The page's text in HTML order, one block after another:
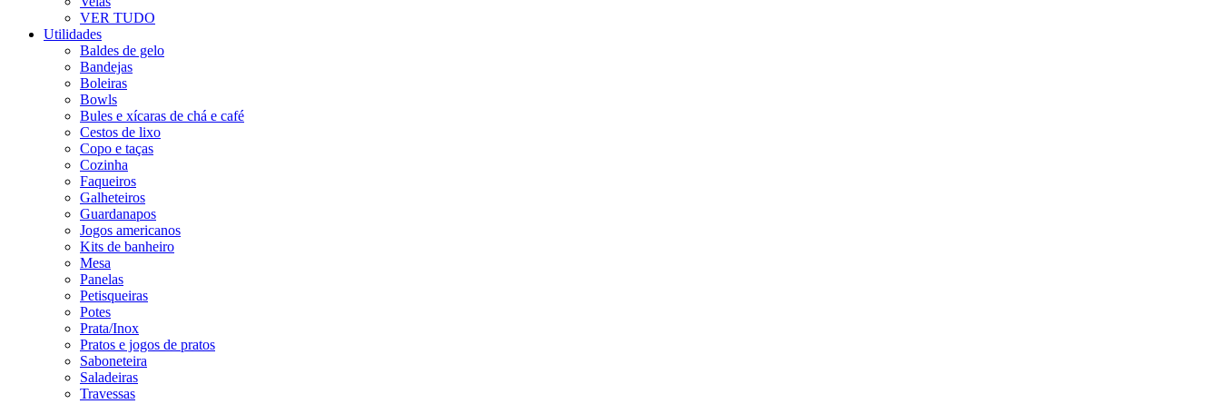
VER TUDO
Utilidades
Baldes de gelo
Bandejas
Boleiras
Bowls
Bules e xícaras de chá e café
Cestos de lixo
Copo e taças
Cozinha
Faqueiros
Galheteiros
Guardanapos
Jogos americanos
Kits de banheiro
Mesa
Panelas
Petisqueiras
Potes
Prata/Inox
Pratos e jogos de pratos
Saboneteira
Saladeiras
Travessas